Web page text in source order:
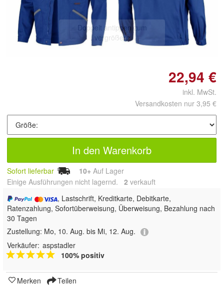
Doppelt antippen zum
vergrößern
22,94 €
inkl. MwSt.
Versandkosten nur 3,95 €
In den Warenkorb
Sofort lieferbar 10+ Auf Lager
Einige Ausführungen nicht lagernd. 2 verkauft
, Lastschrift, Kreditkarte, Debitkarte,
Ratenzahlung, Sofortüberweisung, Überweisung, Bezahlung nach
30 Tagen
Zustellung: Mo, 10. Aug. bis Mi, 12. Aug.
Verkäufer: aspstadler
100% positiv
Merken Teilen